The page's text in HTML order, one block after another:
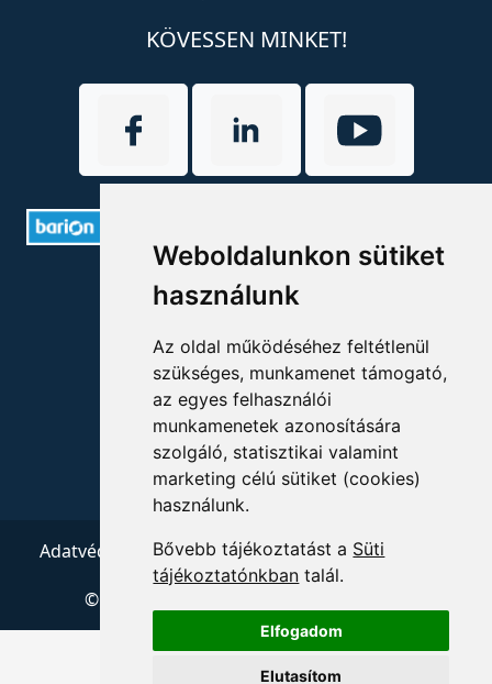
Weboldalunkon sütiket
használunk
Az oldal működéséhez feltétlenül
szükséges, munkamenet támogató,
az egyes felhasználói
munkamenetek azonosítására
szolgáló, statisztikai valamint
marketing célú sütiket (cookies)
használunk.
Bővebb tájékoztatást a Süti
tájékoztatónkban talál.
Elfogadom
Elutasítom
KÖVESSEN MINKET!
ELÉRHETŐSÉGEK
+36 1 880 7600
info@mprx.hu
Adatvédelem ÁSZF Impresszum
Kapcsolat
© 2026 Copyright: